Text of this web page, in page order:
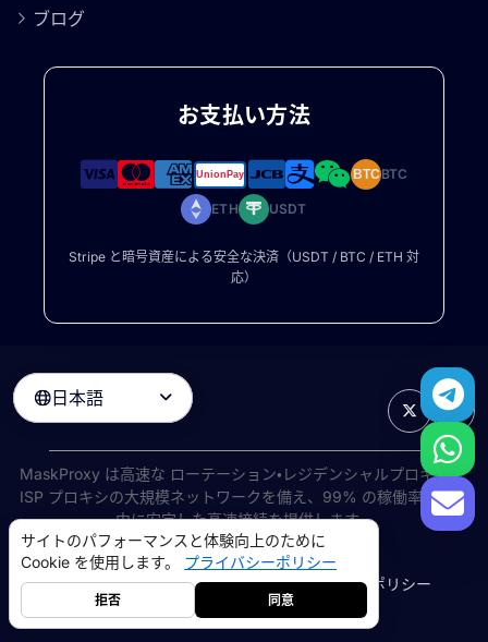
ブログ
お支払い方法
BTCBTC
ETH USDT
Stripe と暗号資産による安全な決済（USDT / BTC / ETH 対
応）
日本語 
MaskProxy は高速な ローテーション・レジデンシャルプロキシと
ISP プロキシの大規模ネットワークを備え、99% の稼働率で世界
中に安定した高速接続を提供します。
©2026 AIWAY LIMITED. 無断転載を禁じます.
利用規約プライバシーポリシー返金ポリシーCookie ポリシー
サイトのパフォーマンスと体験向上のために
Cookie を使用します。 プライバシーポリシー
拒否 同意